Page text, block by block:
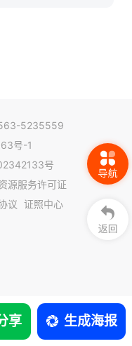
享 生成海报
5235559
号-1
号
源服务许可证
议 证照中心